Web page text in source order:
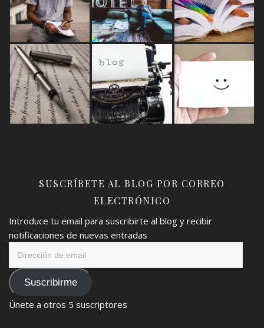
SUSCRÍBETE AL BLOG POR CORREO
ELECTRÓNICO
Introduce tu email para suscribirte al blog y recibir
notificaciones de nuevas entradas
emailSuscribirme
Únete a otros 5 suscriptores